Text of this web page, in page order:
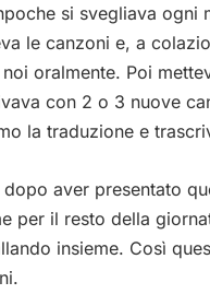
si svegliava
le canzoni e, a
oralmente. Poi
con 2 o 3 nuove
la traduzione e
aver presentato
per il resto della
insieme. Così